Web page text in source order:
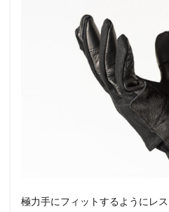
極力手にフィットするようにレ